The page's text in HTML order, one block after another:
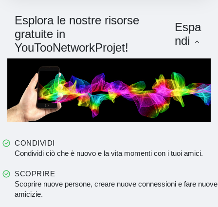
Esplora le nostre risorse
gratuite in
YouTooNetworkProjet!
Espa
ndi
CONDIVIDI
Condividi ciò che è nuovo e la vita momenti con i tuoi amici.
SCOPRIRE
Scoprire nuove persone, creare nuove connessioni e fare nuove
amicizie.